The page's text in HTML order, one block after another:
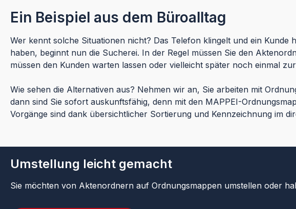
Ein Beispiel aus dem Büroalltag
Wer kennt solche Situationen nicht? Das Telefon klingelt und ein
haben, beginnt nun die Sucherei. In der Regel müssen Sie den
müssen den Kunden warten lassen oder vielleicht später noch einmal
Wie sehen die Alternativen aus? Nehmen wir an, Sie arbeiten mit
dann sind Sie sofort auskunftsfähig, denn mit den MAPPEI-
Vorgänge sind dank übersichtlicher Sortierung und Kennzeichnung im
Umstellung leicht gemacht
Sie möchten von Aktenordnern auf Ordnungsmappen umstellen oder